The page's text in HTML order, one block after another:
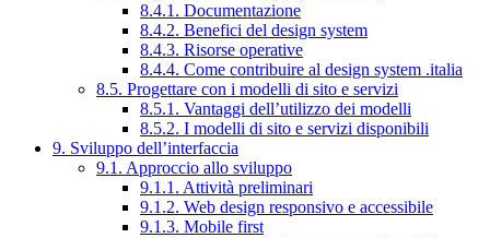
8.4.1. Documentazione
8.4.2. Benefici del design system
8.4.3. Risorse operative
8.4.4. Come contribuire al design system .italia
8.5. Progettare con i modelli di sito e servizi
8.5.1. Vantaggi dell’utilizzo dei modelli
8.5.2. I modelli di sito e servizi disponibili
9. Sviluppo dell’interfaccia
9.1. Approccio allo sviluppo
9.1.1. Attività preliminari
9.1.2. Web design responsivo e accessibile
9.1.3. Mobile first